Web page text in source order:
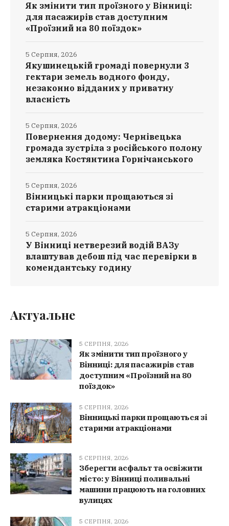
Як змінити тип проїзного у Вінниці:
для пасажирів став доступним
«Проїзний на 80 поїздок»
Якушинецькій громаді повернули 3
гектари земель водного фонду,
незаконно відданих у приватну
власність
5 Серпня, 2026
Повернення додому: Чернівецька
громада зустріла з російського полону
земляка Костянтина Горнічанського
5 Серпня, 2026
Вінницькі парки прощаються зі
старими атракціонами
5 Серпня, 2026
У Вінниці нетверезий водій ВАЗу
влаштував дебош під час перевірки в
комендантську годину
5 Серпня, 2026
Актуальне
5 СЕРПНЯ, 2026
Як змінити тип проїзного у
Вінниці: для пасажирів став
доступним «Проїзний на 80
поїздок»
5 СЕРПНЯ, 2026
Вінницькі парки прощаються зі
старими атракціонами
5 СЕРПНЯ, 2026
Зберегти асфальт та освіжити
місто: у Вінниці поливальні
машини працюють на головних
вулицях
5 СЕРПНЯ, 2026